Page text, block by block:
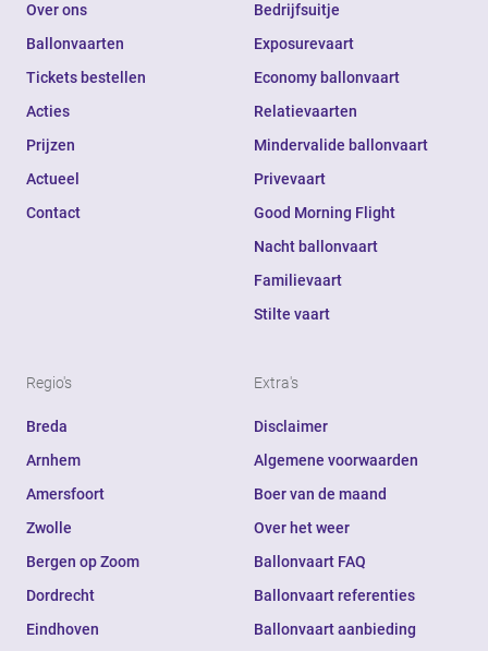
Over ons
Ballonvaarten
Tickets bestellen
Acties
Prijzen
Actueel
Contact
Bedrijfsuitje
Exposurevaart
Economy ballonvaart
Relatievaarten
Mindervalide ballonvaart
Privevaart
Good Morning Flight
Nacht ballonvaart
Familievaart
Stilte vaart
Regio's
Breda
Arnhem
Amersfoort
Zwolle
Bergen op Zoom
Dordrecht
Eindhoven
Extra's
Disclaimer
Algemene voorwaarden
Boer van de maand
Over het weer
Ballonvaart FAQ
Ballonvaart referenties
Ballonvaart aanbieding